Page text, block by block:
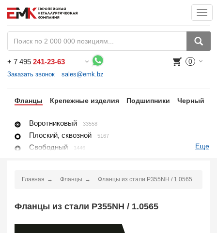
+ 7 495 241-23-63
Заказать звонок sales@emk.bz
0
Фланцы Крепежные изделия Подшипники Черный
Воротниковый 33558
Плоский, сквозной 5167
Свободный 1446
Резьбовой 1650
Заглушка поворотная 2667
Еще
Главная Фланцы Фланцы из стали P355NH / 1.0565
Фланцы из стали P355NH / 1.0565